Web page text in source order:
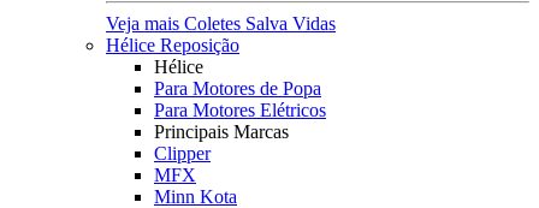
Veja mais Coletes Salva Vidas
Hélice Reposição
Hélice
Para Motores de Popa
Para Motores Elétricos
Principais Marcas
Clipper
MFX
Minn Kota